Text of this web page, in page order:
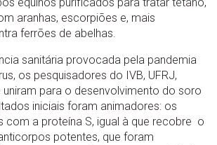
aranhas, escorpiões e, mais
ferrões de abelhas.
sanitária provocada pela pandemia
os pesquisadores do IVB, UFRJ,
uniram para o desenvolvimento do soro
iniciais foram animadores: os
com a proteína S, igual à que recobre o
potentes, que foram